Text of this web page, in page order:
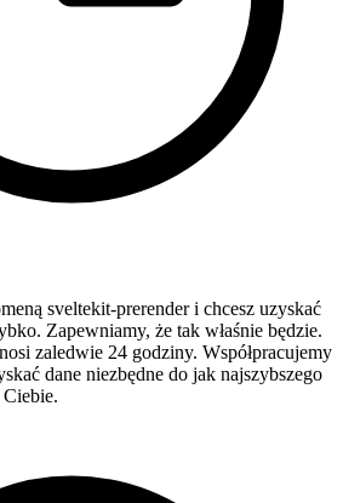
sveltekit-prerender i chcesz uzyskać
Zapewniamy, że tak właśnie będzie.
zaledwie 24 godziny. Współpracujemy
dane niezbędne do jak najszybszego